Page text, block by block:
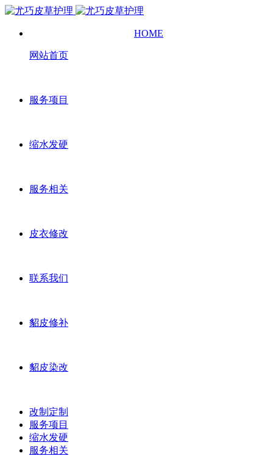
HOME
网站首页
服务项目
缩水发硬
服务相关
皮衣修改
联系我们
貂皮修补
貂皮染改
改制定制
服务项目
缩水发硬
服务相关